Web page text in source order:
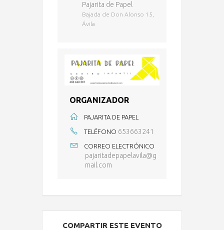
Pajarita de Papel
Bajada de Don Alonso 15,
Ávila
ORGANIZADOR
PAJARITA DE PAPEL
TELÉFONO 653663241
CORREO ELECTRÓNICO
pajaritadepapelavila@g
mail.com
COMPARTIR ESTE EVENTO